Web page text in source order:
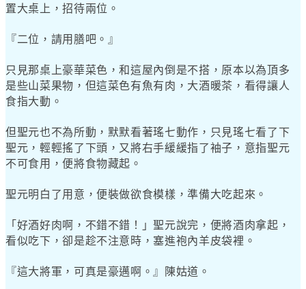
置大桌上，招待兩位。
『二位，請用膳吧。』
只見那桌上豪華菜色，和這屋內倒是不搭，原本以為頂多
是些山菜果物，但這菜色有魚有肉，大酒暖茶，看得讓人
食指大動。
但聖元也不為所動，默默看著瑤七動作，只見瑤七看了下
聖元，輕輕搖了下頭，又將右手緩緩指了袖子，意指聖元
不可食用，便將食物藏起。
聖元明白了用意，便裝做欲食模樣，準備大吃起來。
「好酒好肉啊，不錯不錯！」聖元說完，便將酒肉拿起，
看似吃下，卻是趁不注意時，塞進袍內羊皮袋裡。
『這大將軍，可真是豪邁啊。』陳姑道。